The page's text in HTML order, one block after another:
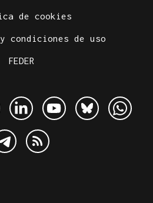
de cookies
condiciones de uso
FEDER